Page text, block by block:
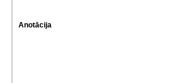
Anotācija